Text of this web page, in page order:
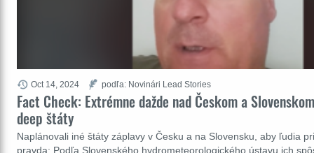
Fact Check: Extrémne dažde nad Českom a Slovenskom
deep štáty
Naplánovali iné štáty záplavy v Česku a na Slovensku, aby ľudia
pravda: Podľa Slovenského hydrometeorologického ústavu ich
Oct 14, 2024 podľa: Novinári Lead Stories